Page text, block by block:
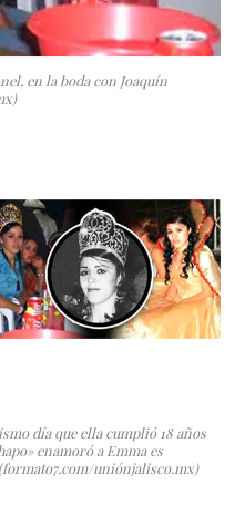
en la boda con Joaquín
día que ella cumplió 18 años
enamoró a Emma es
uniónjalisco.mx)